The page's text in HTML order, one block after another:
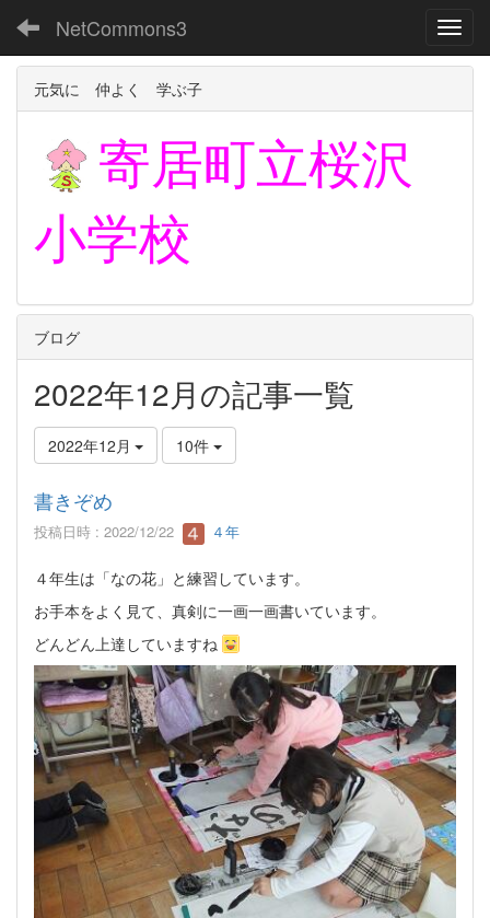
NetCommons3
元気に 仲よく 学ぶ子
寄居町立桜沢
小学校
ブログ
2022年12月の記事一覧
2022年12月 10件
書きぞめ
投稿日時 : 2022/12/22 ４年
４年生は「なの花」と練習しています。
お手本をよく見て、真剣に一画一画書いています。
どんどん上達していますね